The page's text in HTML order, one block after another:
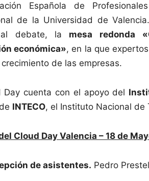
Española de
de la Universidad de
al debate, la mesa redonda
económica», en la que
de las empresas.
Day cuenta con el apoyo del
INTECO, el Instituto Nacional de
Cloud Day Valencia – 18 de
de asistentes. Pedro